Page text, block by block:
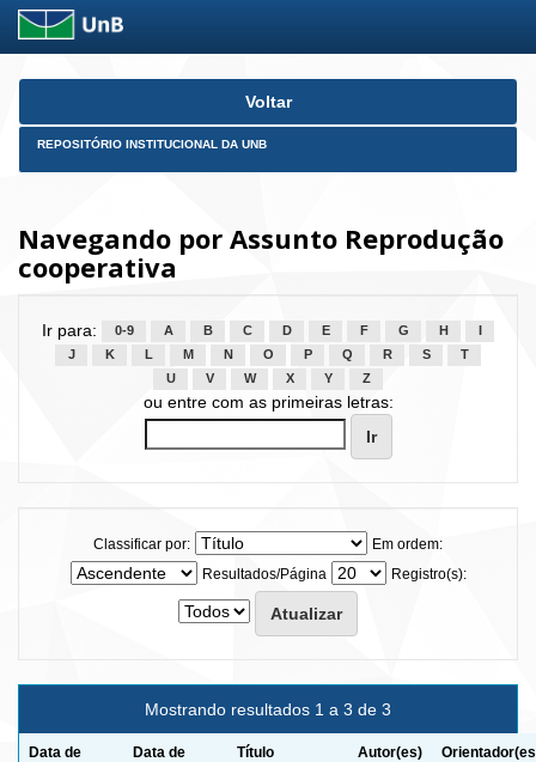
Skip
Voltar
REPOSITÓRIO INSTITUCIONAL DA UNB
Navegando por Assunto Reprodução
cooperativa
Ir para: 0-9 A B C D E F G H
J
K L M N O P Q R S
T
U
V W X Y Z
ou entre com as primeiras letras:
Classificar por:
Em ordem:
Resultados/Página
Registro(s):
Mostrando resultados 1 a 3 de 3
Data de
Data de
Título Autor(es)